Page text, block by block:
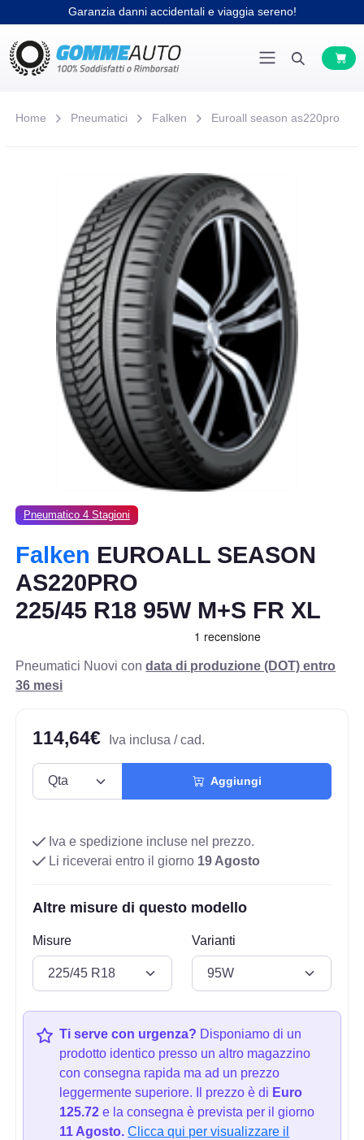
Garanzia danni accidentali e viaggia sereno!
Home Pneumatici Falken Euroall season as220pro
Pneumatico 4 Stagioni
Falken EUROALL SEASON
AS220PRO
225/45 R18 95W M+S FR XL
Pneumatici Nuovi condata di produzione (DOT) entro
36 mesi
114,64€ Iva inclusa / cad.
Aggiungi
Iva e spedizione incluse nel prezzo.
Li riceverai entro il giorno 19 Agosto
Altre misure di questo modello
Misure Varianti
Ti serve con urgenza? Disponiamo di un
prodotto identico presso un altro magazzino
con consegna rapida ma ad un prezzo
leggermente superiore. Il prezzo è di Euro
125.72 e la consegna è prevista per il giorno
11 Agosto. Clicca qui per visualizzare il